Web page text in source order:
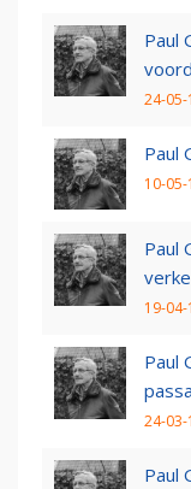
Paul
24-05-
Paul
10-
Paul
19-
Paul
24-03-
Paul